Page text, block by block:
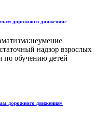
дорожного движения»
надзор взрослых
по обучению детей
дорожного движения»